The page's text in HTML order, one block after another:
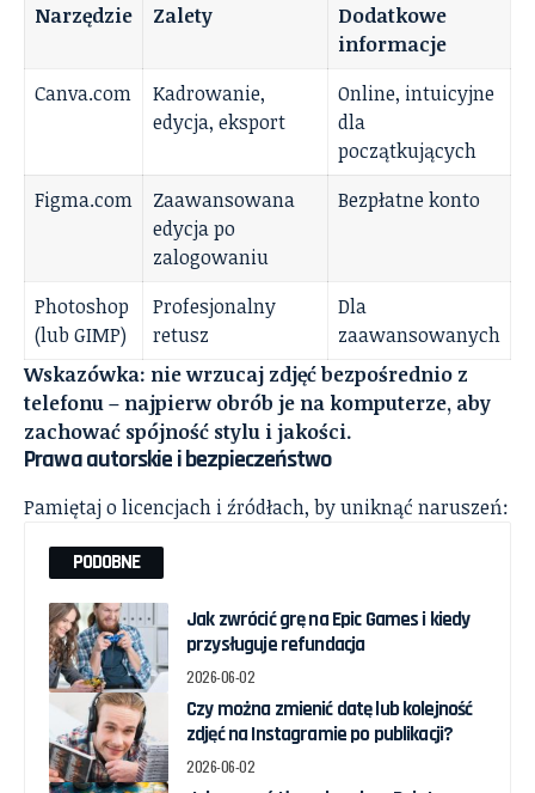
Narzędzie Zalety
Dodatkowe
informacje
Canva.com
Kadrowanie,
edycja, eksport
Online, intuicyjne
dla
początkujących
Figma.com
Zaawansowana
edycja po
zalogowaniu
Bezpłatne konto
Photoshop
(lub GIMP)
Profesjonalny
retusz
Dla
zaawansowanych
Wskazówka: nie wrzucaj zdjęć bezpośrednio z
telefonu – najpierw obrób je na komputerze, aby
zachować spójność stylu i jakości.
Prawa autorskie i bezpieczeństwo
Pamiętaj o licencjach i źródłach, by uniknąć naruszeń:
PODOBNE
Jak zwrócić grę na Epic Games i kiedy
przysługuje refundacja
2026-06-02
Czy można zmienić datę lub kolejność
zdjęć na Instagramie po publikacji?
2026-06-02